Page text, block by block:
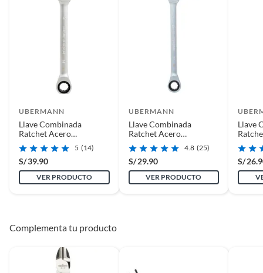
UBERMANN
Llave Combinada
Ratchet Acero
Ubermann 14mm
5 (14)
S/39.90
VER PRODUCTO
UBERMANN
Llave Combinada
Ratchet Acero
Ubermann 10mm4.8 (25)
S/ 29.90
VER PRODUCTO
Llave
S/
Complementa tu producto